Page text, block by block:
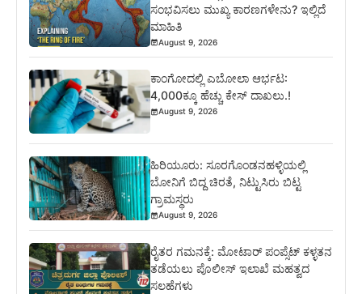
ಸಂಭವಿಸಲು ಮುಖ್ಯ ಕಾರಣಗಳೇನು? ಇಲ್ಲಿದೆ
ಮಾಹಿತಿ
August 9, 2026
ಕಾಂಗೋದಲ್ಲಿ ಎಬೋಲಾ ಆರ್ಭಟ:
4,000ಕ್ಕೂ ಹೆಚ್ಚು ಕೇಸ್ ದಾಖಲು.!
August 9, 2026
ಹಿರಿಯೂರು: ಸೂರಗೊಂಡನಹಳ್ಳಿಯಲ್ಲಿ
ಬೋನಿಗೆ ಬಿದ್ದ ಚಿರತೆ, ನಿಟ್ಟುಸಿರು ಬಿಟ್ಟ
ಗ್ರಾಮಸ್ಥರು
August 9, 2026
ರೈತರ ಗಮನಕ್ಕೆ: ಮೋಟಾರ್ ಪಂಪ್ಸೆಟ್ ಕಳ್ಳತನ
ತಡೆಯಲು ಪೊಲೀಸ್ ಇಲಾಖೆ ಮಹತ್ವದ
ಸಲಹೆಗಳು